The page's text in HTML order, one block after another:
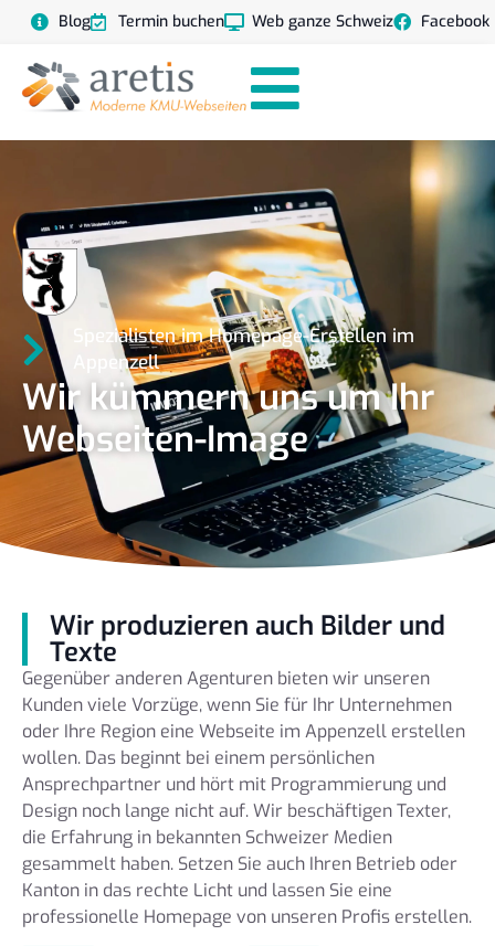
Blog Termin buchen Web ganze Schweiz Facebook
Spezialisten im Homepage-Erstellen im
Appenzell
Wir kümmern uns um Ihr
Webseiten-Image
Wir produzieren auch Bilder und
Texte
Gegenüber anderen Agenturen bieten wir unseren
Kunden viele Vorzüge, wenn Sie für Ihr Unternehmen
oder Ihre Region eine Webseite im Appenzell erstellen
wollen. Das beginnt bei einem persönlichen
Ansprechpartner und hört mit Programmierung und
Design noch lange nicht auf. Wir beschäftigen Texter,
die Erfahrung in bekannten Schweizer Medien
gesammelt haben. Setzen Sie auch Ihren Betrieb oder
Kanton in das rechte Licht und lassen Sie eine
professionelle Homepage von unseren Profis erstellen.